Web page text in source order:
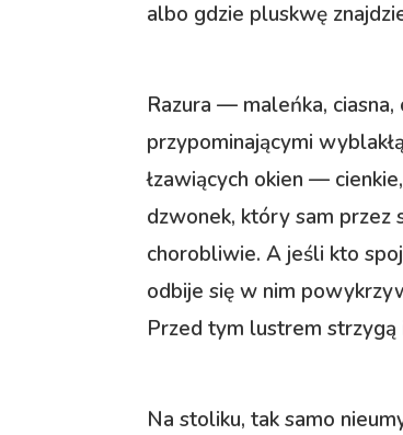
albo gdzie pluskwę
Razura — maleńka,
przypominającymi
łzawiących okien —
dzwonek, który sam przez
chorobliwie. A jeśli kto
odbije się w nim
Przed tym lustrem strzygą
Na stoliku, tak samo